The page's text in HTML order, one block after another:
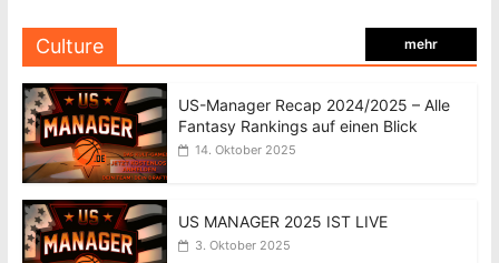
Culture mehr
US-Manager Recap 2024/2025 – Alle
Fantasy Rankings auf einen Blick
14. Oktober 2025
US MANAGER 2025 IST LIVE
3. Oktober 2025